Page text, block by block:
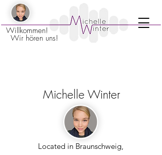
Willkommen!
Wir hören uns!
Located in Braunschweig,
Michelle Winter